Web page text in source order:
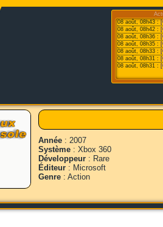
08 août, 08h43 :
08 août, 08h42 :
08 août, 08h36 :
08 août, 08h35 :
08 août, 08h33 :
08 août, 08h31 :
08 août, 08h31 :
Année : 2007
Système : Xbox 360
Développeur : Rare
Éditeur : Microsoft
Genre : Action